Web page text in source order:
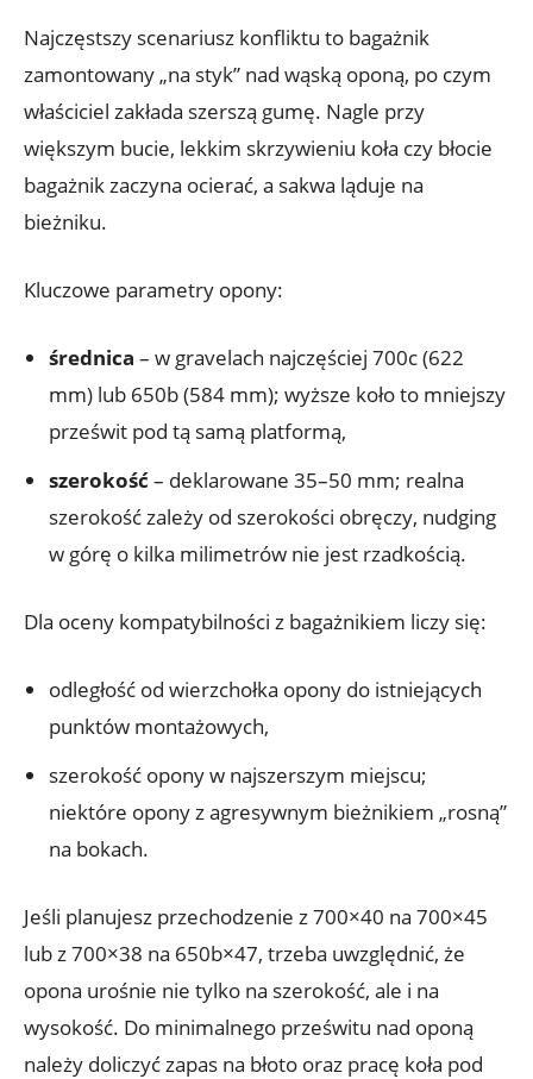
Najczęstszy scenariusz konfliktu to bagażnik
zamontowany „na styk” nad wąską oponą, po czym
właściciel zakłada szerszą gumę. Nagle przy
większym bucie, lekkim skrzywieniu koła czy błocie
bagażnik zaczyna ocierać, a sakwa ląduje na
bieżniku.
Kluczowe parametry opony:
średnica – w gravelach najczęściej 700c (622
mm) lub 650b (584 mm); wyższe koło to mniejszy
prześwit pod tą samą platformą,
szerokość– deklarowane 35–50 mm; realna
szerokość zależy od szerokości obręczy, nudging
w górę o kilka milimetrów nie jest rzadkością.
Dla oceny kompatybilności z bagażnikiem liczy się:
odległość od wierzchołka opony do istniejących
punktów montażowych,
szerokość opony w najszerszym miejscu;
niektóre opony z agresywnym bieżnikiem „rosną”
na bokach.
Jeśli planujesz przechodzenie z 700×40 na 700×45
lub z 700×38 na 650b×47, trzeba uwzględnić, że
opona urośnie nie tylko na szerokość, ale i na
wysokość. Do minimalnego prześwitu nad oponą
należy doliczyć zapas na błoto oraz pracę koła pod